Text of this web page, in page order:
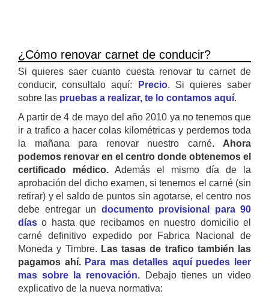
¿Cómo renovar carnet de conducir?
Si quieres saer cuanto cuesta renovar tu carnet de
conducir, consultalo aquí:
Precio. Si quieres saber
sobre las pruebas a realizar, te lo contamos aquí.
A partir de 4 de mayo del año 2010 ya no tenemos que
ir a trafico a hacer colas kilométricas y perdernos toda
la mañana para renovar nuestro carné. Ahora
podemos renovar en el centro donde obtenemos el
certificado médico. Además el mismo día de la
aprobación del dicho examen, si tenemos el carné (sin
retirar) y el saldo de puntos sin agotarse, el centro nos
debe entregar un documento provisional para 90
días o hasta que recibamos en nuestro domicilio el
carné definitivo expedido por Fabrica Nacional de
Moneda y Timbre. Las tasas de trafico también las
pagamos ahí. Para mas detalles aquí puedes leer
mas sobre la renovación. Debajo tienes un video
explicativo de la nueva normativa: